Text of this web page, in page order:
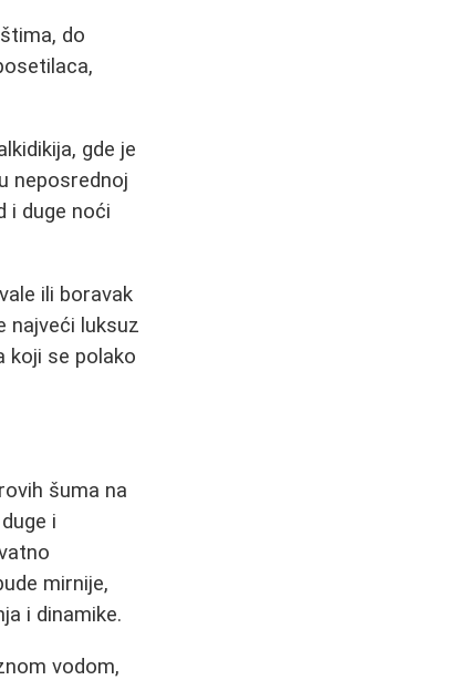
do
gde je
neposrednoj
i duge noći
ili boravak
najveći luksuz
koji se polako
šuma na
i
mirnije,
i dinamike.
vodom,